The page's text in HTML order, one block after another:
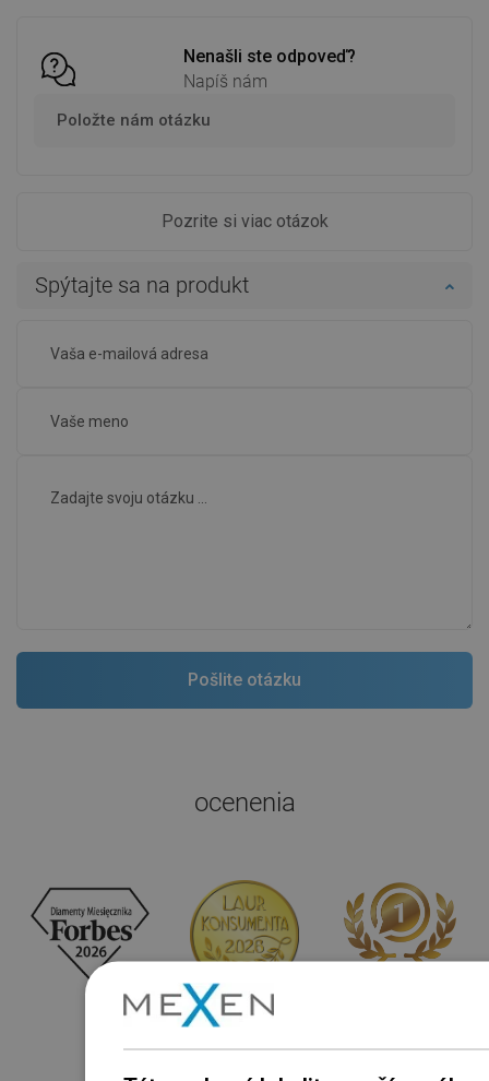
Nenašli ste odpoveď?
Napíš nám
Položte nám otázku
Pozrite si viac otázok
Spýtajte sa na produkt
ocenenia